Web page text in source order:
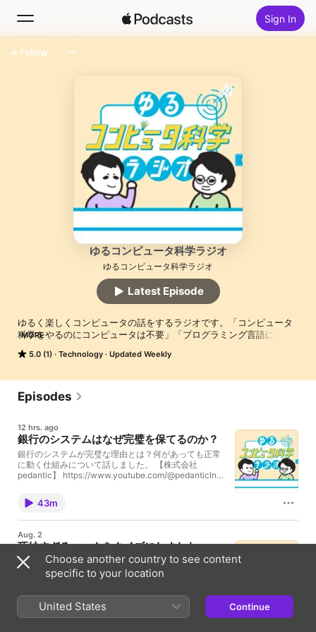
Sign In
Top Charts
ゆるコンピュータ科学ラジオ
ゆるコンピュータ科学ラジオ
5.0 (1) Technology Updated Weekly
ゆるく楽しくコンピュータの話をするラジオです。「コンピュータ
科学をやるのにコンピュータは不要」「プログラミング言語には思
きやすい話をふざけながらしています。
MORE
Latest Episode
Follow
Episodes
12 hrs. ago
銀行のシステムはなぜ完璧を保てるのか？
銀行のシステムが完璧な理由とは？何があっても正常
に動く仕組みについて話しました。 【株式会社
pedantic】 https://www.youtube.com/@pedanticInc
リーダーは？ 23:59 分散合意の啓蒙マンガ 29:34 コン
クラーベから幻影旅団へ 35:17 お仕事の依頼をお待ち
しています 【参考文献】 ◯『分散システム (第2版)
https://amzn.to/43ZPpLX ) →分散システム全般の概
ゴリズム Raft を理解する(
https://qiita.com/torao@github/items/5e2c0b7b0ea5
9b475cce ) ◯raft.github.io「In Search of an
https://raft.github.io/raft.pdf ) →Raftの仕組みについ
て。 ◯Cockroach Labs「Why Fortune 50 banks
43m
Aug. 2
巧妙すぎるハックをクイズにしました。
#240
巧妙なハックをクイズにしました。「ドラクエのデー
法」など、色々な世界で戦うハックを紹介します。
【巧妙ハックの送付はこちら】 おたよりの内容に「巧
妙ハック」を入れて送ってください！
40m
Choose another country to see content
specific to your location
United States Continue